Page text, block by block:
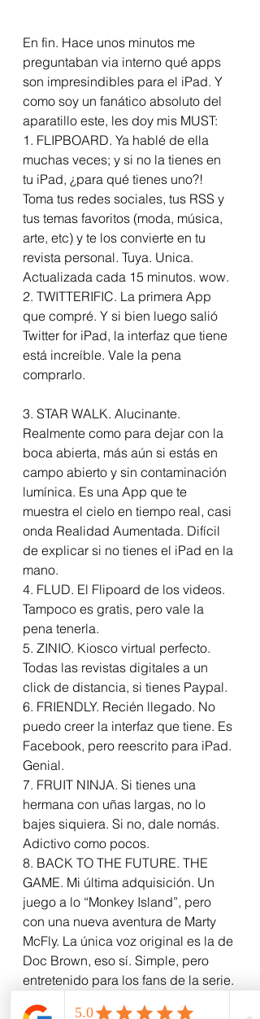
En fin. Hace unos minutos me
preguntaban via interno qué apps
son impresindibles para el iPad. Y
como soy un fanático absoluto del
aparatillo este, les doy mis MUST:
1. FLIPBOARD. Ya hablé de ella
muchas veces; y si no la tienes en
tu iPad, ¿para qué tienes uno?!
Toma tus redes sociales, tus RSS y
tus temas favoritos (moda, música,
arte, etc) y te los convierte en tu
revista personal. Tuya. Unica.
Actualizada cada 15 minutos. wow.
2. TWITTERIFIC. La primera App
que compré. Y si bien luego salió
Twitter for iPad, la interfaz que tiene
está increíble. Vale la pena
comprarlo.
3. STAR WALK. Alucinante.
Realmente como para dejar con la
boca abierta, más aún si estás en
campo abierto y sin contaminación
lumínica. Es una App que te
muestra el cielo en tiempo real, casi
onda Realidad Aumentada. Difícil
de explicar si no tienes el iPad en la
mano.
4. FLUD. El Flipoard de los videos.
Tampoco es gratis, pero vale la
pena tenerla.
5. ZINIO. Kiosco virtual perfecto.
Todas las revistas digitales a un
click de distancia, si tienes Paypal.
6. FRIENDLY. Recién llegado. No
puedo creer la interfaz que tiene. Es
Facebook, pero reescrito para iPad.
Genial.
7. FRUIT NINJA. Si tienes una
hermana con uñas largas, no lo
bajes siquiera. Si no, dale nomás.
Adictivo como pocos.
8. BACK TO THE FUTURE. THE
GAME. Mi última adquisición. Un
juego a lo “Monkey Island”, pero
con una nueva aventura de Marty
McFly. La única voz original es la de
Doc Brown, eso sí. Simple, pero
entretenido para los fans de la serie.